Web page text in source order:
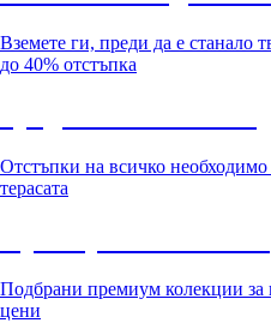
Вземете ги, преди да е станало
до 40% отстъпка
Отстъпки на всичко необходимо
терасата
Подбрани премиум колекции за
цени